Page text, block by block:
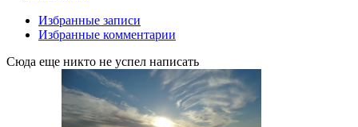
Избранные записи
Избранные комментарии
Сюда еще никто не успел написать